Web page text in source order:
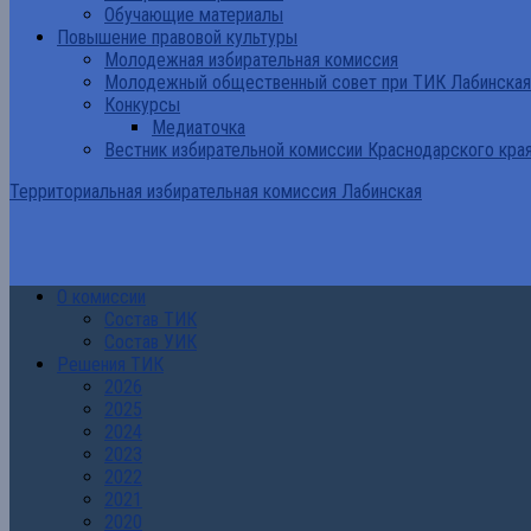
Обучающие материалы
Повышение правовой культуры
Молодежная избирательная комиссия
Молодежный общественный совет при ТИК Лабинская
Конкурсы
Медиаточка
Вестник избирательной комиссии Краснодарского
Территориальная избирательная комиссия Лабинская
О комиссии
Состав ТИК
Состав УИК
Решения ТИК
2026
2025
2024
2023
2022
2021
2020